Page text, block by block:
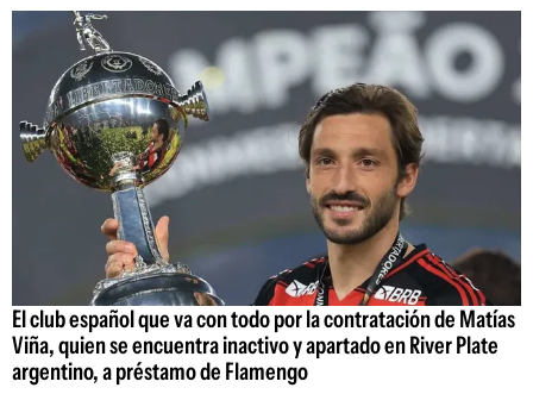
El club español que va con todo por la contratación de Matías
Viña, quien se encuentra inactivo y apartado en River Plate
argentino, a préstamo de Flamengo